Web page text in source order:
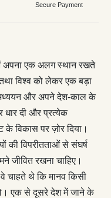
Secure Payment
में अपना एक अलग स्थान रखते
विश्व को लेकर एक बड़ा
अध्ययन और अपने देश-काल के
धार दी और प्रत्येक
के विकास पर ज़ोर दिया।
की विपरीतताओं से संघर्ष
जीवित रखना चाहिए।
चाहते थे कि मानव किसी
एक से दूसरे देश में जाने के